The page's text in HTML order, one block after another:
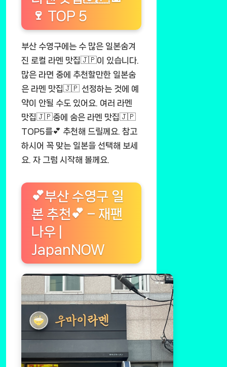
🍷 TOP 5
부산 수영구에는 수 많은 일본숨겨
진 로컬 라멘 맛집🇯🇵이 있습니다.
많은 라면 중에 추천할만한 일본숨
은 라멘 맛집🇯🇵 선정하는 것에 예
약이 안될 수도 있어요. 여러 라멘
맛집🇯🇵중에 숨은 라멘 맛집🇯🇵
TOP5를💕 추천해 드릴께요. 참고
하시어 꼭 맞는 일본을 선택해 보세
요. 자 그럼 시작해 볼께요.
💕부산 수영구 일
본 추천💕 – 재팬
나우 |
JapanNOW